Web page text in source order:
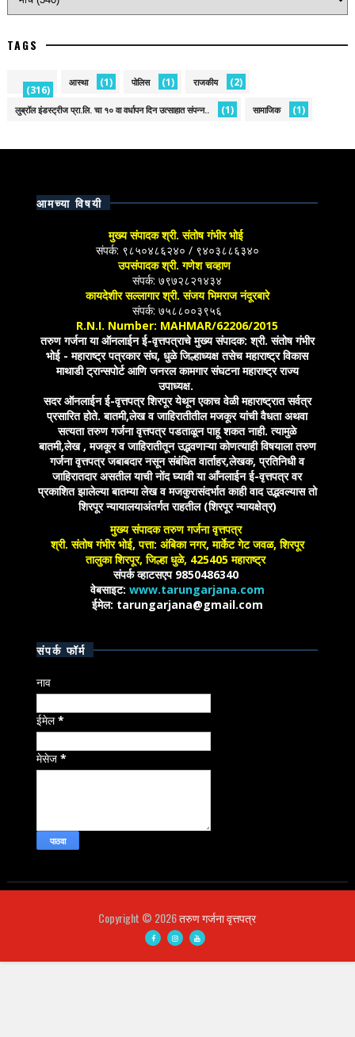
TAGS
(316)
आस्था (1) पोलिस (1) राजकीय (2)
लुब्रॉल इंडस्ट्रीज प्रा.लि. चा १० वा वर्धापन दिन उत्साहात संपन्न.. (1) सामाजिक (1)
आमच्या विषयी
मुख्य संपादक श्री. संतोष गंभीर भोई
संपर्क: ९८५०४८६२४० / ९४०३८८६३४०
उपसंपादक श्री. गणेश चव्हाण
संपर्क: ७९७२८२१४३४
कायदेशीर सल्लागार श्री. संजय भिमराज नंदूरबारे
संपर्क: ७५८८००३९५६
R.N.I. Number: MAHMAR/62206/2015
तरुण गर्जना या ऑनलाईन ई-वृत्तपत्राचे मुख्य संपादक: श्री. संतोष गंभीर
भोई - महाराष्ट्र पत्रकार संघ, धुळे जिल्हाध्यक्ष तसेच महाराष्ट्र विकास
माथाडी ट्रान्सपोर्ट आणि जनरल कामगार संघटना महाराष्ट्र राज्य
उपाध्यक्ष.
सदर ऑनलाईन ई-वृत्तपत्र शिरपूर येथून एकाच वेळी महाराष्ट्रात सर्वत्र
प्रसारित होते. बातमी,लेख व जाहिरातीतील मजकूर यांची वैधता अथवा
सत्यता तरुण गर्जना वृत्तपत्र पडताळून पाहू शकत नाही. त्यामुळे
बातमी,लेख , मजकूर व जाहिरातीतून उद्भवणाऱ्या कोणत्याही विषयाला तरुण
गर्जना वृत्तपत्र जबाबदार नसून संबंधित वार्ताहर,लेखक, प्रतिनिधी व
जाहिरातदार असतील याची नोंद घ्यावी या आँनलाईन ई-वृत्तपत्र वर
प्रकाशित झालेल्या बातम्या लेख व मजकुरासंदर्भात काही वाद उद्भवल्यास तो
शिरपूर न्यायालयाअंतर्गत राहतील (शिरपूर न्यायक्षेत्र)
मुख्य संपादक तरुण गर्जना वृत्तपत्र
श्री. संतोष गंभीर भोई, पत्ता: अंबिका नगर, मार्केट गेट जवळ, शिरपूर
तालुका शिरपूर, जिल्हा धुळे, 425405 महाराष्ट्र
संपर्क व्हाटसएप 9850486340
वेबसाइट: www.tarungarjana.com
ईमेल: tarungarjana@gmail.com
संपर्क फॉर्म
नाव
ईमेल*
मेसेज*
Copyright © 2026तरुण गर्जना वृत्तपत्र